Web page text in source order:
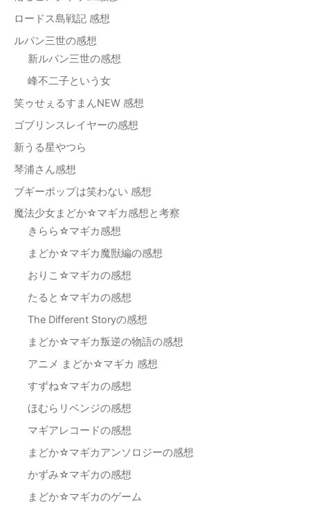
ロードス島戦記 感想
ルパン三世の感想
新ルパン三世の感想
峰不二子という女
笑ゥせぇるすまんNEW 感想
ゴブリンスレイヤーの感想
新うる星やつら
琴浦さん感想
ブギーポップは笑わない 感想
魔法少女まどか☆マギカ感想と考察
きらら☆マギカ感想
まどか☆マギカ魔獣編の感想
おりこ☆マギカの感想
たると☆マギカの感想
The Different Storyの感想
まどか☆マギカ叛逆の物語の感想
アニメ まどか☆マギカ 感想
すずね☆マギカの感想
ほむらリベンジの感想
マギアレコードの感想
まどか☆マギカアンソロジーの感想
かずみ☆マギカの感想
まどか☆マギカのゲーム